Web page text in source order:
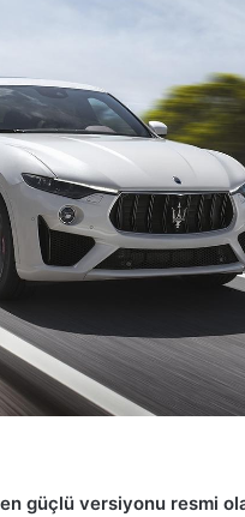
güçlü versiyonu resmi